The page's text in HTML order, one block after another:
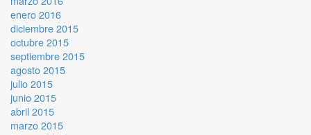
enero 2016
diciembre 2015
octubre 2015
septiembre 2015
agosto 2015
julio 2015
junio 2015
abril 2015
marzo 2015